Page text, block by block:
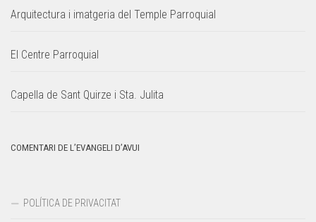
Arquitectura i imatgeria del Temple Parroquial
El Centre Parroquial
Capella de Sant Quirze i Sta. Julita
COMENTARI DE L’EVANGELI D’AVUI
POLÍTICA DE PRIVACITAT